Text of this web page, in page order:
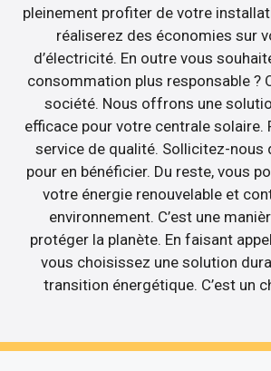
pleinement profiter de votre
réaliserez des économies sur
d’électricité. En outre vous
consommation plus responsable ?
société. Nous offrons une
efficace pour votre centrale solaire.
service de qualité. Sollicitez-nous
pour en bénéficier. Du reste, vous
votre énergie renouvelable et
environnement. C’est une
protéger la planète. En faisant
vous choisissez une solution
transition énergétique. C’est un